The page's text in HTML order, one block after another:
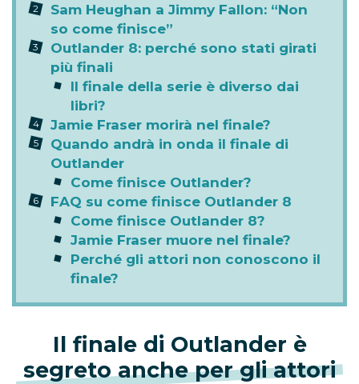
Sam Heughan a Jimmy Fallon: “Non
so come finisce”
Outlander 8: perché sono stati girati
più finali
Il finale della serie è diverso dai
libri?
Jamie Fraser morirà nel finale?
Quando andrà in onda il finale di
Outlander
Come finisce Outlander?
FAQ su come finisce Outlander 8
Come finisce Outlander 8?
Jamie Fraser muore nel finale?
Perché gli attori non conoscono il
finale?
Il finale di Outlander è
segreto anche per gli attori